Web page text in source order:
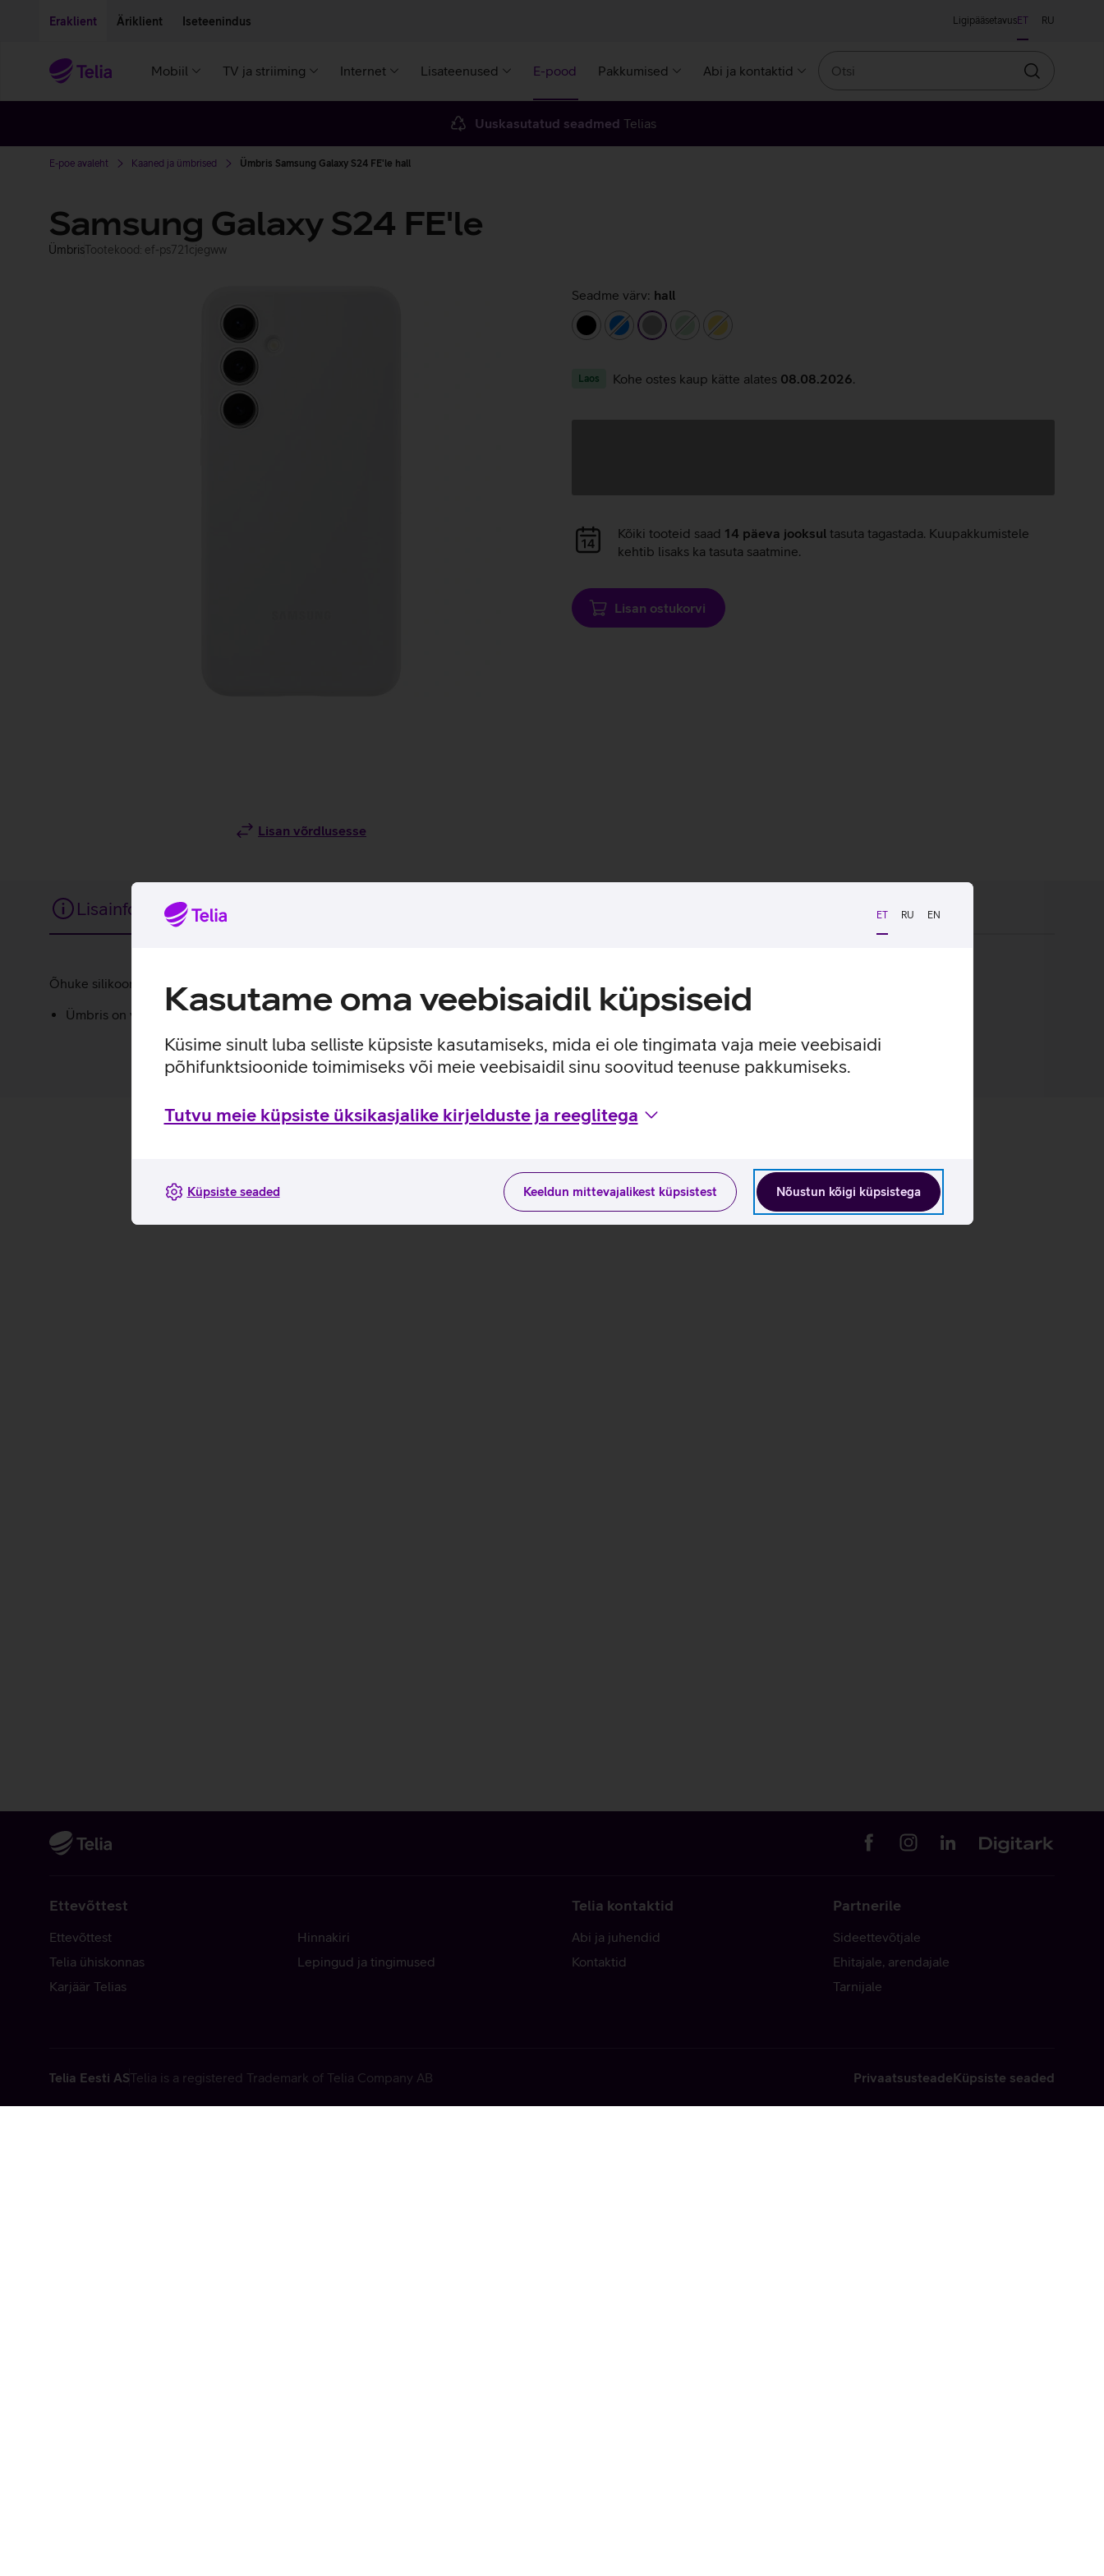
ET RU EN
Kasutame oma veebisaidil küpsiseid
Küsime sinult luba selliste küpsiste kasutamiseks, mida ei ole tingimata vaja meie veebisaidi
põhifunktsioonide toimimiseks või meie veebisaidil sinu soovitud teenuse pakkumiseks.
Tutvu meie küpsiste üksikasjalike kirjelduste ja reeglitega
Nõustun kõigi küpsistega
Keeldun mittevajalikest küpsistest
Küpsiste seaded
Eraklient Äriklient Iseteenindus LigipääsetavusET RU
Mobiil TV ja striiming Internet Lisateenused E-pood Pakkumised Abi ja kontaktid
Otsin
Uuskasutatud seadmed Telias
E-poe avaleht Kaaned ja ümbrised Ümbris Samsung Galaxy S24 FE'le hall
Samsung Galaxy S24 FE'le
ÜmbrisTootekood: ef-ps721cjegww
Lisan võrdlusesse
Seadme värv: hall
mustsinine hall heleroheline
kollane
Laos Kohe ostes kaup kätte alates 08.08.2026
Andmete
laadimine
Kõiki tooteid saad 14 päeva jooksul tasuta tagastada. Kuupakkumistele
kehtib lisaks ka tasuta saatmine.
Lisan ostukorvi
Lisainfo Tehnilised andmed
Lisainfo
Õhuke silikoonümbris annab sinu uuele telefonile lisakaitsekihi jättes nähtavale seadme disaini. Nii on tagatud telefoni kindel haare ja kaitse kriimustuste eest.
Ümbris on valmistatud taaskasutatud materjalidest.
Ettevõttest
Ettevõttest
Telia ühiskonnas
Karjäär Telias
Hinnakiri
Lepingud ja tingimused
Telia kontaktid
Abi ja juhendid
Kontaktid
Partnerile
Sideettevõtjale
Ehitajale, arendajale
Tarnijale
Telia Eesti ASTelia is a registered Trademark of Telia Company AB PrivaatsusteadeKüpsiste seaded